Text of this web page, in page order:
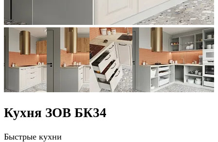
Кухня ЗОВ БК34
Быстрые кухни